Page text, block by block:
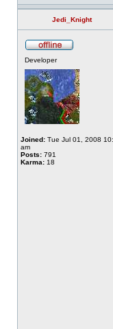
Jedi_Knight
Developer
Joined: Tue Jul 01, 2008
am
Posts: 791
Karma: 18